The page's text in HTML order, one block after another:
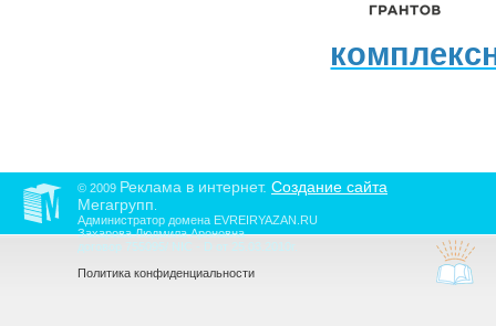
© 2009 Реклама в интернет. Создание сайта
Мегагрупп
Администратор домена EVREIRYAZAN.RU
Захарова Людмила Ароновна
договор 755095/ NIC - D от 25.03.2010г.
Политика конфиденциальности